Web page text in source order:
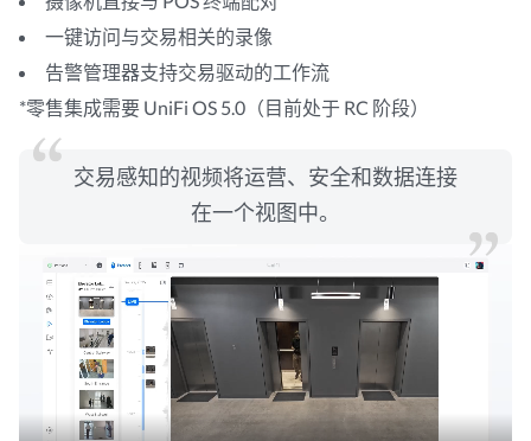
一键访问与交易相关的录像
告警管理器支持交易驱动的工作流
*零售集成需要 UniFi OS 5.0（目前处于 RC 阶段）
交易感知的视频将运营、安全和数据连接
在一个视图中。